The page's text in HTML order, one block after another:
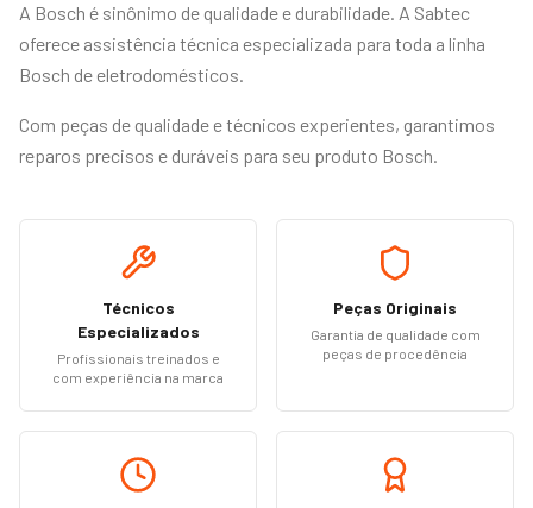
A Bosch é sinônimo de qualidade e durabilidade. A Sabtec
oferece assistência técnica especializada para toda a linha
Bosch de eletrodomésticos.
Com peças de qualidade e técnicos experientes, garantimos
reparos precisos e duráveis para seu produto Bosch.
Técnicos
Especializados
Profissionais treinados e
com experiência na marca
Peças Originais
Garantia de qualidade com
peças de procedência